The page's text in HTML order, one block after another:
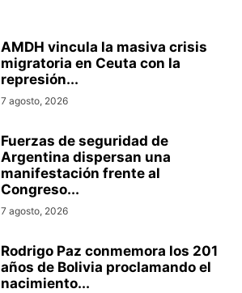
AMDH vincula la masiva crisis
migratoria en Ceuta con la
represión...
7 agosto, 2026
Fuerzas de seguridad de
Argentina dispersan una
manifestación frente al
Congreso...
7 agosto, 2026
Rodrigo Paz conmemora los 201
años de Bolivia proclamando el
nacimiento...